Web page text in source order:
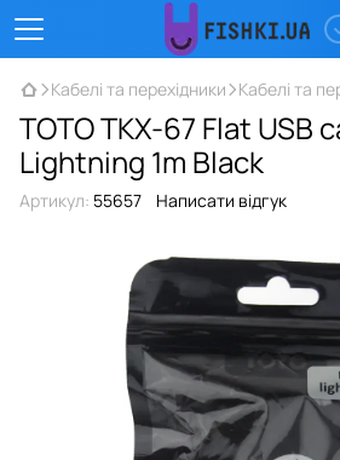
Кабелі та перехідники Кабелі та
TOTO TKX-67 Flat USB
Lightning 1m Black
Артикул: 55657 Написати відгук